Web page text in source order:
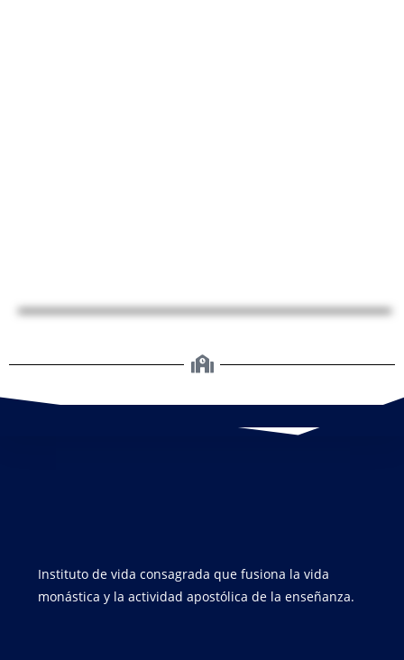
Instituto de vida consagrada que fusiona la vida
monástica y la actividad apostólica de la enseñanza.